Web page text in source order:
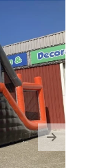
Next